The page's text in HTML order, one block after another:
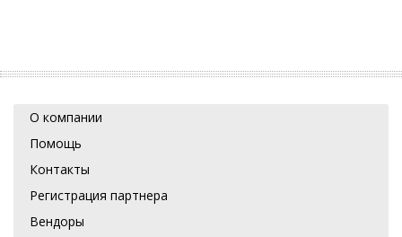
О компании
Помощь
Контакты
Регистрация партнера
Вендоры